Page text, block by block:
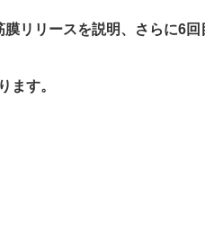
リリースを説明、さらに6回
ます。